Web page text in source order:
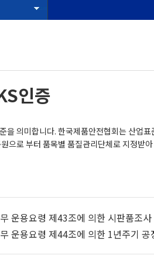
인증
의미합니다. 한국제품안전협회는 산업
으로 부터 품목별 품질관리단체로 지정받
운용요령 제43조에 의한 시판품조
운용요령 제44조에 의한 1년주기 공